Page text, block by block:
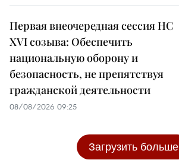
Первая внеочередная сессия НС
XVI созыва: Обеспечить
национальную оборону и
безопасность, не препятствуя
гражданской деятельности
08/08/2026 09:25
Загрузить больше